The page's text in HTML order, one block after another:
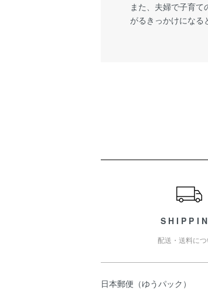
また、夫婦で子育
がるきっかけになる
配送・送料に
日本郵便（ゆうパック）